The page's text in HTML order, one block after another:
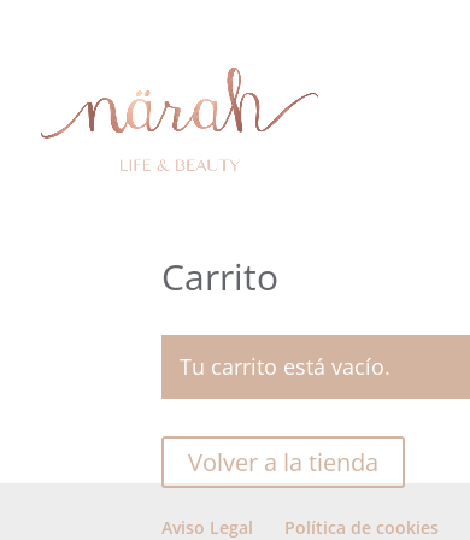
Carrito
Tu carrito está vacío.
Volver a la tienda
Aviso Legal Política de cookies